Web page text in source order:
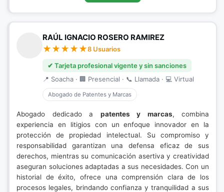
RAÚL IGNACIO ROSERO RAMIREZ
8 Usuarios
✔ Tarjeta profesional vigente y sin sanciones
📍 Soacha · 🏢 Presencial · 📞 Llamada · 💻 Virtual
Abogado de Patentes y Marcas
Abogado dedicado a patentes y marcas, combina
experiencia en litigios con un enfoque innovador en la
protección de propiedad intelectual. Su compromiso y
responsabilidad garantizan una defensa eficaz de sus
derechos, mientras su comunicación asertiva y creatividad
aseguran soluciones adaptadas a sus necesidades. Con un
historial de éxito, ofrece una comprensión clara de los
procesos legales, brindando confianza y tranquilidad a sus